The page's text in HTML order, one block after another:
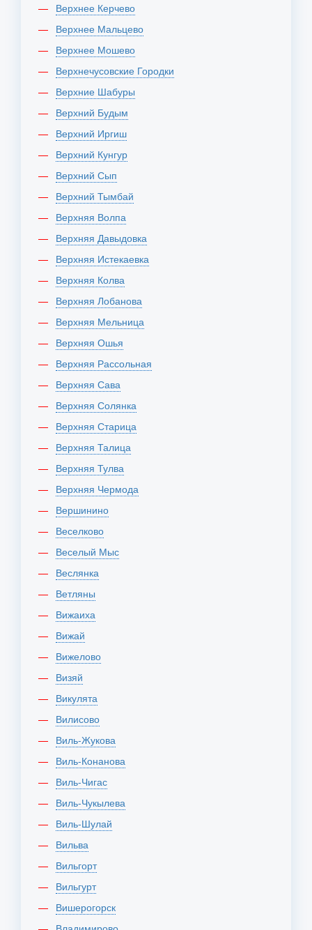
Верхнее Керчево
Верхнее Мальцево
Верхнее Мошево
Верхнечусовские Городки
Верхние Шабуры
Верхний Будым
Верхний Иргиш
Верхний Кунгур
Верхний Сып
Верхний Тымбай
Верхняя Волпа
Верхняя Давыдовка
Верхняя Истекаевка
Верхняя Колва
Верхняя Лобанова
Верхняя Мельница
Верхняя Ошья
Верхняя Рассольная
Верхняя Сава
Верхняя Солянка
Верхняя Старица
Верхняя Талица
Верхняя Тулва
Верхняя Чермода
Вершинино
Веселково
Веселый Мыс
Веслянка
Ветляны
Вижаиха
Вижай
Вижелово
Визяй
Викулята
Вилисово
Виль-Жукова
Виль-Конанова
Виль-Чигас
Виль-Чукылева
Виль-Шулай
Вильва
Вильгорт
Вильгурт
Вишерогорск